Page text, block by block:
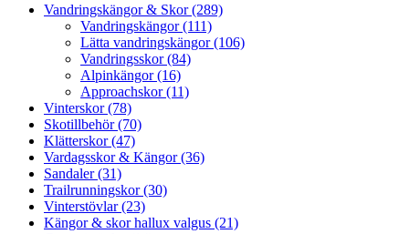
Vandringskängor & Skor (289)
Vandringskängor (111)
Lätta vandringskängor (106)
Vandringsskor (84)
Alpinkängor (16)
Approachskor (11)
Vinterskor (78)
Skotillbehör (70)
Klätterskor (47)
Vardagsskor & Kängor (36)
Sandaler (31)
Trailrunningskor (30)
Vinterstövlar (23)
Kängor & skor hallux valgus (21)